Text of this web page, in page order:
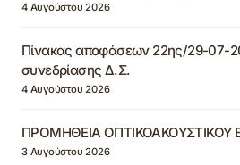
4 Αυγούστου 2026
Πίνακας αποφάσεων 22ης/29-07-
συνεδρίασης Δ.Σ.
4 Αυγούστου 2026
ΠΡΟΜΗΘΕΙΑ ΟΠΤΙΚΟΑΚΟΥΣΤΙΚΟΥ
3 Αυγούστου 2026